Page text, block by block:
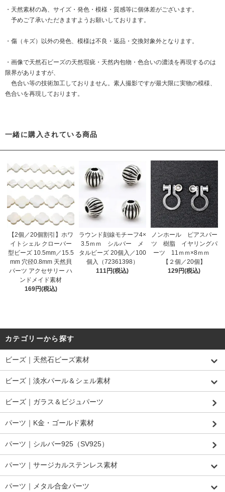
・天然素材の為、サイズ・発色・模様・質感等に個体差がございます。
予めご了承いただきますようお願いしております。
・傷（キズ）以外の発色、模様は不良・返品・交換対象外となります。
・画像で天然石ビーズの天然瑕疵・天然内包物・色合いの濃淡を再現するのは
限界がありますが、
色合い等の技術加工しておりません。素人撮影ですが最大限に実物の模様、
色合いを再現しております。
一緒に購入されている商品
【2個／20個割引】ホワ
イトシェル クローバー
型ビーズ 10.5mm／15.5
mm 穴径0.8mm 天然貝
パーツ アクセサリー ハ
ンドメイド素材
169円(税込)
ラウンド刻線モチーフ4×
3.5ｍｍ シルバー メ
タルビーズ 20個入／100
個入（72361398）
111円(税込)
ノンホール ピアスパー
ツ 樹脂 イヤリングパ
ーツ 11ｍｍ×8ｍｍ
【２個／20個】
129円(税込)
カテゴリーから探す
ビーズ｜天然石ビーズ素材
ビーズ｜淡水パール＆シェル素材
ビーズ｜ガラス＆ビジュパーツ
パーツ｜K金・ゴールド素材
パーツ｜シルバー925（SV925）
パーツ｜サージカルステンレス素材
パーツ｜メタル合金パーツ